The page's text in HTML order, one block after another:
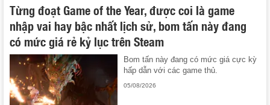
Từng đoạt Game of the Year, được coi là game
nhập vai hay bậc nhất lịch sử, bom tấn này đang
có mức giá rẻ kỷ lục trên Steam
Bom tấn này đang có mức giá cực kỳ
hấp dẫn với các game thủ.
05/08/2026